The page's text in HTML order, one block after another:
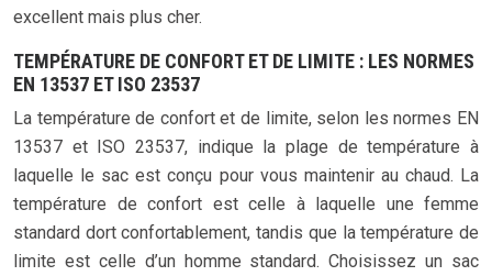
excellent mais plus cher.
TEMPÉRATURE DE CONFORT ET DE LIMITE : LES NORMES
EN 13537 ET ISO 23537
La température de confort et de limite, selon les normes EN
13537 et ISO 23537, indique la plage de température à
laquelle le sac est conçu pour vous maintenir au chaud. La
température de confort est celle à laquelle une femme
standard dort confortablement, tandis que la température de
limite est celle d’un homme standard. Choisissez un sac